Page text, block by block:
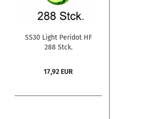
SS30 Light Peridot HF
288 Stck.
17,92 EUR